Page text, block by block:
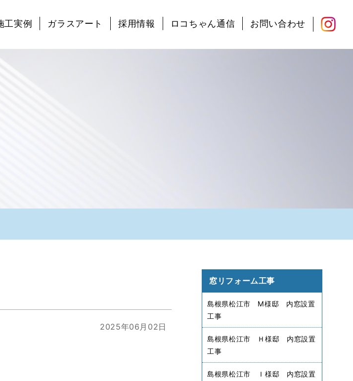
工実例 ガラスアート 採用情報 ロコちゃん通信 お問い合わせ
2025年06月02日
窓リフォーム工事
島根県松江市 M様邸 内窓設置
工事
島根県松江市 Ｈ様邸 内窓設置
工事
島根県松江市 Ｉ様邸 内窓設置